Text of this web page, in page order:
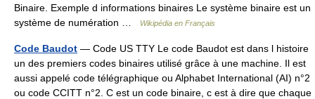
Binaire. Exemple d informations binaires Le système binaire est un
système de numération …
Wikipédia en Français
Code Baudot — Code US TTY Le code Baudot est dans l histoire
un des premiers codes binaires utilisé grâce à une machine. Il est
aussi appelé code télégraphique ou Alphabet International (AI) n°2
ou code CCITT n°2. C est un code binaire, c est à dire que chaque